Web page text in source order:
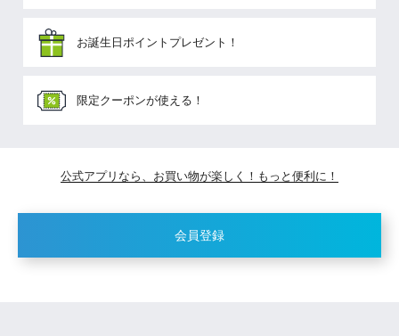
お誕生日ポイントプレゼント！
限定クーポンが使える！
公式アプリなら、お買い物が楽しく！もっと便利に！
会員登録